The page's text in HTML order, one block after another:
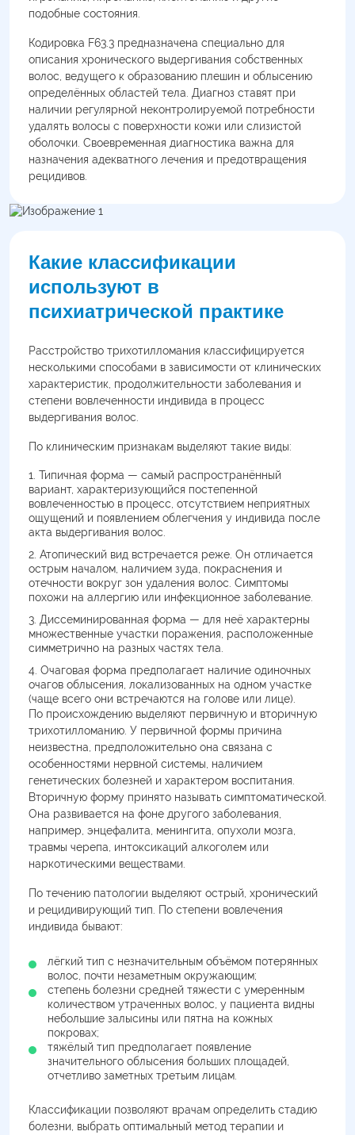
подобные состояния.
Кодировка F63.3 предназначена специально для
описания хронического выдергивания собственных
волос, ведущего к образованию плешин и облысению
определённых областей тела. Диагноз ставят при
наличии регулярной неконтролируемой потребности
удалять волосы с поверхности кожи или слизистой
оболочки. Своевременная диагностика важна для
назначения адекватного лечения и предотвращения
рецидивов.
Какие классификации
используют в
психиатрической практике
Расстройство трихотилломания классифицируется
несколькими способами в зависимости от клинических
характеристик, продолжительности заболевания и
степени вовлеченности индивида в процесс
выдергивания волос.
По клиническим признакам выделяют такие виды:
Типичная форма — самый распространённый
вариант, характеризующийся постепенной
вовлеченностью в процесс, отсутствием неприятных
ощущений и появлением облегчения у индивида после
акта выдергивания волос.
Атопический вид встречается реже. Он отличается
острым началом, наличием зуда, покраснения и
отечности вокруг зон удаления волос. Симптомы
похожи на аллергию или инфекционное заболевание.
Диссеминированная форма — для неё характерны
множественные участки поражения, расположенные
симметрично на разных частях тела.
Очаговая форма предполагает наличие одиночных
очагов облысения, локализованных на одном участке
(чаще всего они встречаются на голове или лице).
По происхождению выделяют первичную и вторичную
трихотилломанию. У первичной формы причина
неизвестна, предположительно она связана с
особенностями нервной системы, наличием
генетических болезней и характером воспитания.
Вторичную форму принято называть симптоматической.
Она развивается на фоне другого заболевания,
например, энцефалита, менингита, опухоли мозга,
травмы черепа, интоксикаций алкоголем или
наркотическими веществами.
По течению патологии выделяют острый, хронический
и рецидивирующий тип. По степени вовлечения
индивида бывают:
лёгкий тип с незначительным объёмом потерянных
волос, почти незаметным окружающим;
степень болезни средней тяжести с умеренным
количеством утраченных волос, у пациента видны
небольшие залысины или пятна на кожных
покровах;
тяжёлый тип предполагает появление
значительного облысения больших площадей,
отчетливо заметных третьим лицам.
Классификации позволяют врачам определить стадию
болезни, выбрать оптимальный метод терапии и